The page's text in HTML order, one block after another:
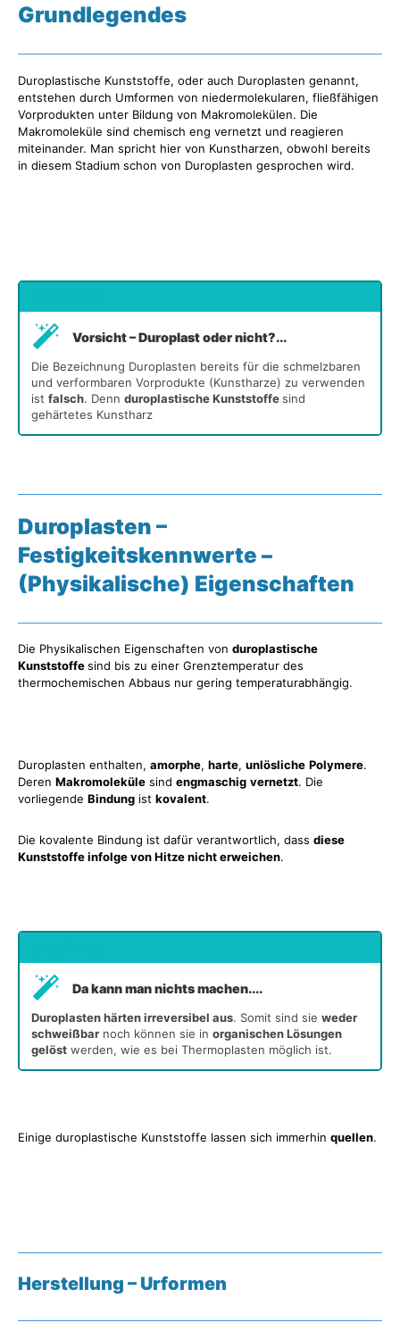
Grundlegendes
Duroplastische Kunststoffe, oder auch Duroplasten genannt,
entstehen durch Umformen von niedermolekularen, fließfähigen
Vorprodukten unter Bildung von Makromolekülen. Die
Makromoleküle sind chemisch eng vernetzt und reagieren
miteinander. Man spricht hier von Kunstharzen, obwohl bereits
in diesem Stadium schon von Duroplasten gesprochen wird.
Vorsicht – Duroplast oder nicht?...
Die Bezeichnung Duroplasten bereits für die schmelzbaren
und verformbaren Vorprodukte (Kunstharze) zu verwenden
ist falsch. Denn duroplastische Kunststoffesind
gehärtetes Kunstharz
Duroplasten –
Festigkeitskennwerte –
(Physikalische) Eigenschaften
Die Physikalischen Eigenschaften von duroplastische
Kunststoffesind bis zu einer Grenztemperatur des
thermochemischen Abbaus nur gering temperaturabhängig.
Duroplasten enthalten, amorphe, harte, unlösliche Polymere.
Deren Makromoleküle sind engmaschig vernetzt. Die
vorliegende Bindung ist kovalent.
Die kovalente Bindung ist dafür verantwortlich, dass diese
Kunststoffe infolge von Hitze nicht erweichen.
Da kann man nichts machen....
Duroplasten härten irreversibel aus. Somit sind sie weder
schweißbar noch können sie in organischen Lösungen
gelöst werden, wie es bei Thermoplasten möglich ist.
Einige duroplastische Kunststoffe lassen sich immerhin quellen.
Herstellung – Urformen